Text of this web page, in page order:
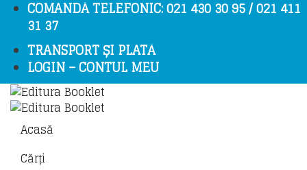
COMANDĂ TELEFONIC: 021 430 30 95 / 021 411
31 37
TRANSPORT ȘI PLATĂ
LOGIN – CONTUL MEU
Acasă
Cărți